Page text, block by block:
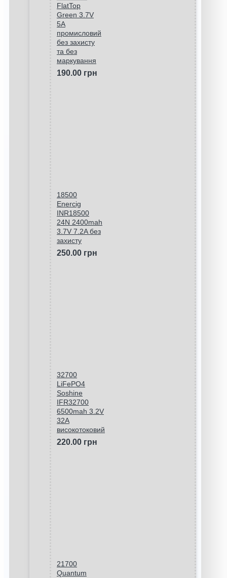
FlatTop
Green 3.7V
5A
промисловий
без захисту
та без
маркування
190.00 грн
18500
Enercig
INR18500
24N 2400mah
3.7V 7.2A без
захисту
250.00 грн
32700
LiFePO4
Soshine
IFR32700
6500mah 3.2V
32A
високотоковий
220.00 грн
21700
Quantum